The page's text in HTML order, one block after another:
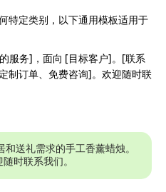
特定类别，以下通用模板适用于
服务]，面向 [目标客户]。[联系
制订单、免费咨询]。欢迎随时联
送礼需求的手工香薰蜡烛。
时联系我们。